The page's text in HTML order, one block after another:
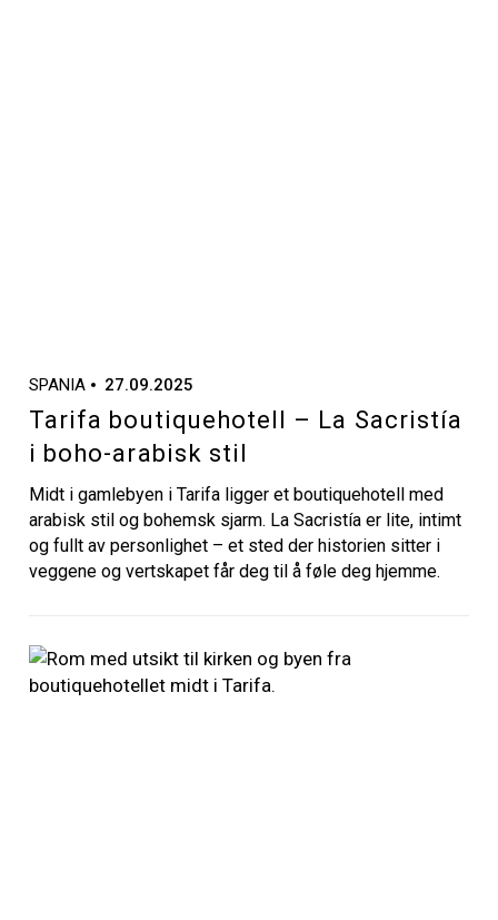
SPANIA 27.09.2025
Tarifa boutiquehotell – La Sacristía
i boho-arabisk stil
Midt i gamlebyen i Tarifa ligger et boutiquehotell med
arabisk stil og bohemsk sjarm. La Sacristía er lite, intimt
og fullt av personlighet – et sted der historien sitter i
veggene og vertskapet får deg til å føle deg hjemme.